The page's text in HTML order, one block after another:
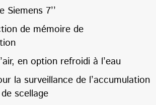
7’’
de mémoire de
en option refroidi à l’eau
la surveillance de l’accumulation
scellage